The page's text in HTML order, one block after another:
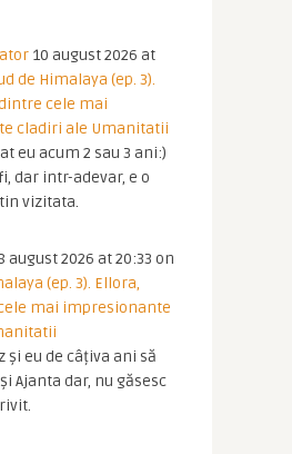
10 august 2026 at
de Himalaya (ep. 3).
cele mai
cladiri ale Umanitatii
eu acum 2 sau 3 ani:)
dar intr-adevar, e o
vizitata.
august 2026 at 20:33 on
(ep. 3). Ellora,
mai impresionante
și eu de câțiva ani să
Ajanta dar, nu găsesc